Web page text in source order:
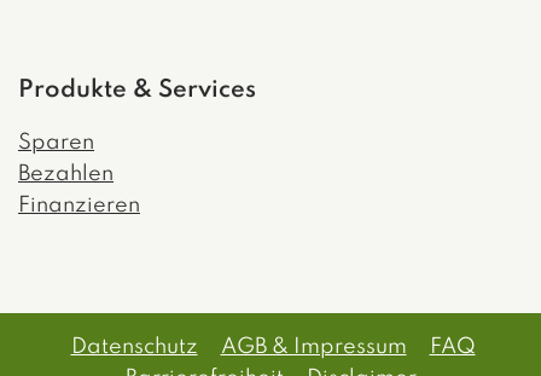
Produkte & Services
Sparen
Bezahlen
Finanzieren
Datenschutz AGB & Impressum
FAQ